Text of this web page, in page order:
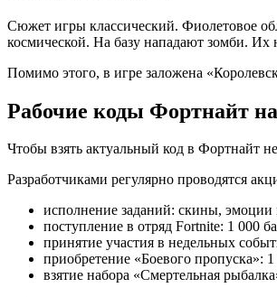
Сюжет игры классический. Фиолетовое
космической. На базу нападают зомби.
Помимо этого, в игре заложена
Рабочие коды Фортнайт
Чтобы взять актуальный код в Фортнайт
Разработчиками регулярно проводятся
исполнение заданий: скины, эмоции
поступление в отряд Fortnite: 1 000
принятие участия в недельных
приобретение «Боевого пропуска»:
взятие набора «Смертельная